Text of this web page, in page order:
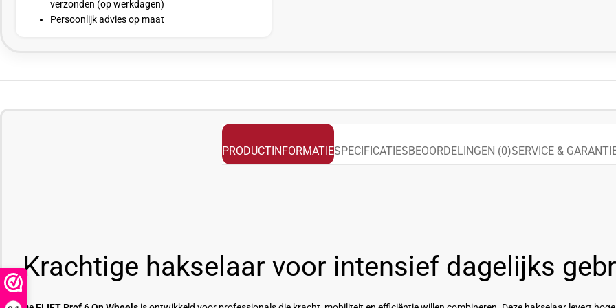
verzonden (op werkdagen)
Persoonlijk advies op maat
PRODUCTINFORMATIESPECIFICATIESBEOORDELINGEN (0)SERVICE &
Krachtige hakselaar voor intensief dagelijks